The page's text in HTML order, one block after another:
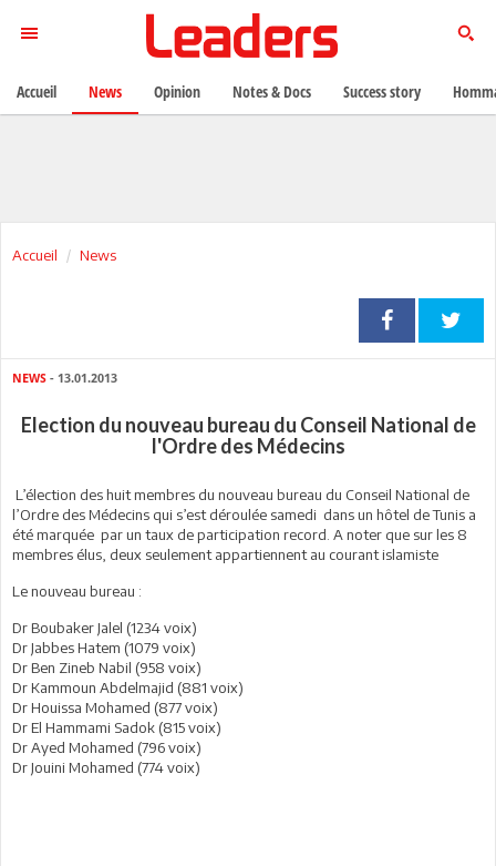
Accueil News
NEWS - 13.01.2013
Election du nouveau bureau du Conseil National de
l'Ordre des Médecins
L’élection des huit membres du nouveau bureau du Conseil National de
l’Ordre des Médecins qui s’est déroulée samedi dans un hôtel de Tunis a
été marquée par un taux de participation record. A noter que sur les 8
membres élus, deux seulement appartiennent au courant islamiste
Le nouveau bureau :
Dr Boubaker Jalel (1234 voix)
Dr Jabbes Hatem (1079 voix)
Dr Ben Zineb Nabil (958 voix)
Dr Kammoun Abdelmajid (881 voix)
Dr Houissa Mohamed (877 voix)
Dr El Hammami Sadok (815 voix)
Dr Ayed Mohamed (796 voix)
Dr Jouini Mohamed (774 voix)
Accueil News Opinion Notes & Docs Success story